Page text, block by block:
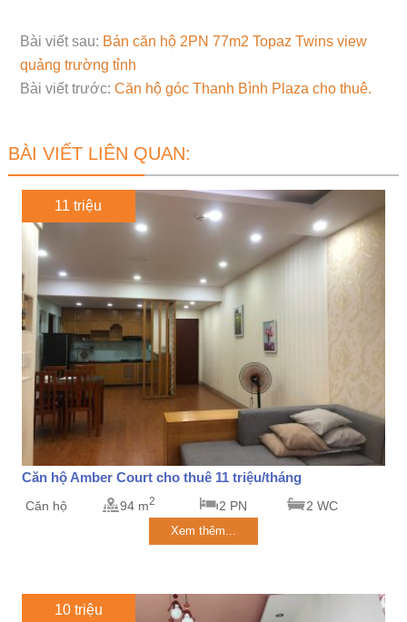
Bài viết sau: Bán căn hộ 2PN 77m2 Topaz Twins view
quảng trường tỉnh
Bài viết trước: Căn hộ góc Thanh Bình Plaza cho thuê.
BÀI VIẾT LIÊN QUAN:
11 triệu
Căn hộ Amber Court cho thuê 11 triệu/tháng
Căn hộ 94 m2 2 PN 2 WC
Xem thêm...
10 triệu